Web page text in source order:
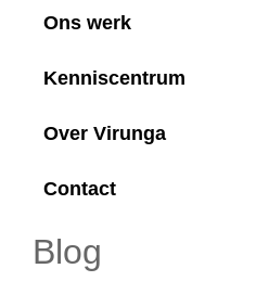
Ons werk
Kenniscentrum
Over Virunga
Contact
Blog